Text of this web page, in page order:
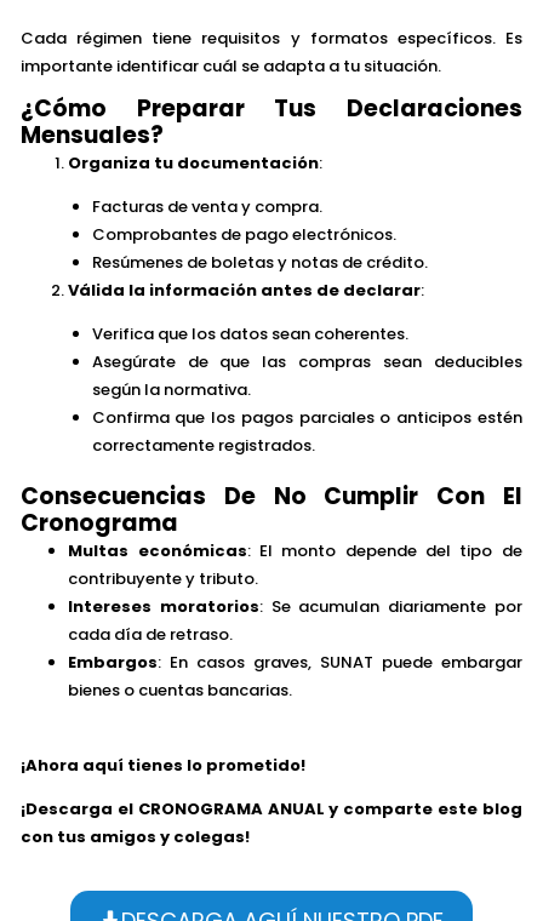
Cada régimen tiene requisitos y formatos específicos. Es
importante identificar cuál se adapta a tu situación.
¿Cómo Preparar Tus Declaraciones
Mensuales?
Organiza tu documentación:
Facturas de venta y compra.
Comprobantes de pago electrónicos.
Resúmenes de boletas y notas de crédito.
Válida la información antes de declarar:
Verifica que los datos sean coherentes.
Asegúrate de que las compras sean deducibles
según la normativa.
Confirma que los pagos parciales o anticipos estén
correctamente registrados.
Consecuencias De No Cumplir Con El
Cronograma
Multas económicas: El monto depende del tipo de
contribuyente y tributo.
Intereses moratorios: Se acumulan diariamente por
cada día de retraso.
Embargos: En casos graves, SUNAT puede embargar
bienes o cuentas bancarias.
¡Ahora aquí tienes lo prometido!
¡Descarga el CRONOGRAMA ANUAL y comparte este blog
con tus amigos y colegas!